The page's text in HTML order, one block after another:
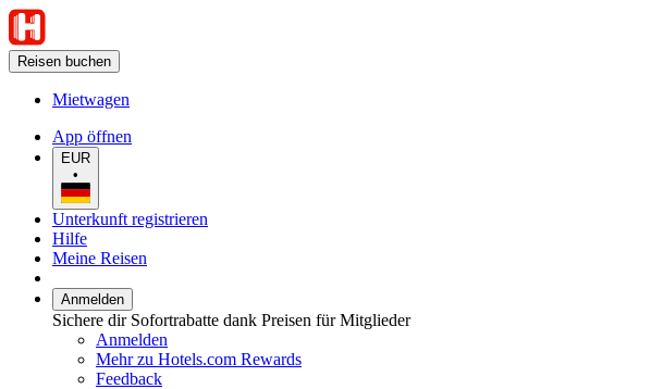
Reisen buchen
Mietwagen
App öffnen
EUR
•
Unterkunft registrieren
Hilfe
Meine Reisen
Anmelden
Sichere dir Sofortrabatte dank Preisen für Mitglieder
Anmelden
Mehr zu Hotels.com Rewards
Feedback